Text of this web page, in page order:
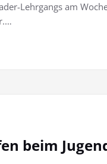
Lehrgangs am
beim